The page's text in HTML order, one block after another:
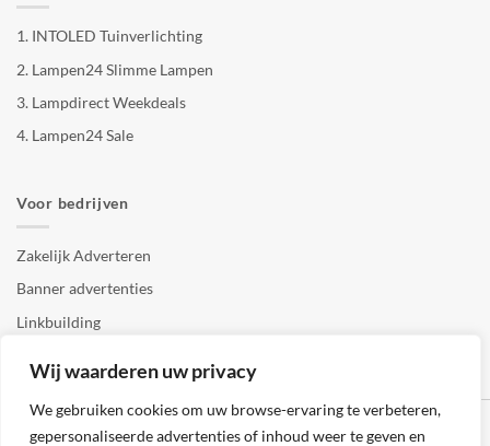
Wij waarderen uw privacy
We gebruiken cookies om uw browse-ervaring te verbeteren,
gepersonaliseerde advertenties of inhoud weer te geven en
1. INTOLED Tuinverlichting
2. Lampen24 Slimme Lampen
3. Lampdirect Weekdeals
4. Lampen24 Sale
Voor bedrijven
Zakelijk Adverteren
Banner advertenties
Linkbuilding